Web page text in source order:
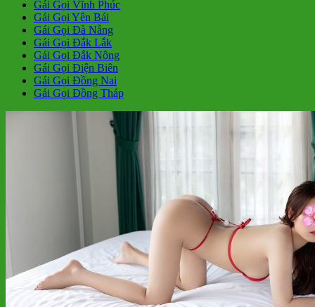
Gái Gọi Vĩnh Phúc
Gái Gọi Yên Bái
Gái Gọi Đà Nẵng
Gái Gọi Đắk Lắk
Gái Gọi Đắk Nông
Gái Gọi Điện Biên
Gái Gọi Đồng Nai
Gái Gọi Đồng Tháp